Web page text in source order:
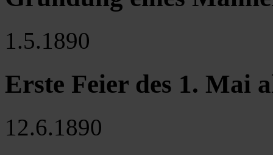
1.5.1890
Erste Feier des 1. Mai
12.6.1890